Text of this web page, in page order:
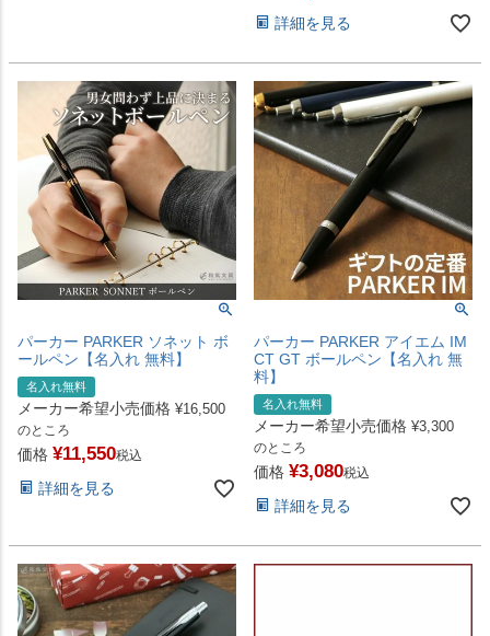
詳細を見る
パーカー PARKER ソネット ボ
ールペン【名入れ 無料】
名入れ無料
メーカー希望小売価格 ¥16,500
のところ
価格 ¥11,550税込
詳細を見る
パーカー PARKER アイエム IM
CT GT ボールペン【名入れ 無
料】
名入れ無料
メーカー希望小売価格 ¥3,300
のところ
価格 ¥3,080税込
詳細を見る